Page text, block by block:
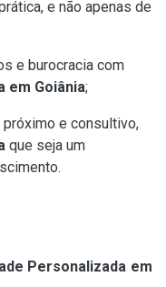
e não apenas de
e burocracia com
em Goiânia;
próximo e consultivo,
que seja um
Personalizada em